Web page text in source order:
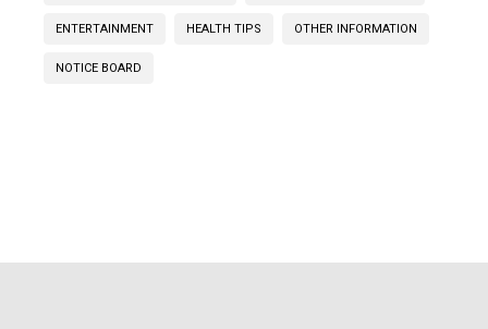
ENTERTAINMENT HEALTH TIPS OTHER INFORMATION
NOTICE BOARD